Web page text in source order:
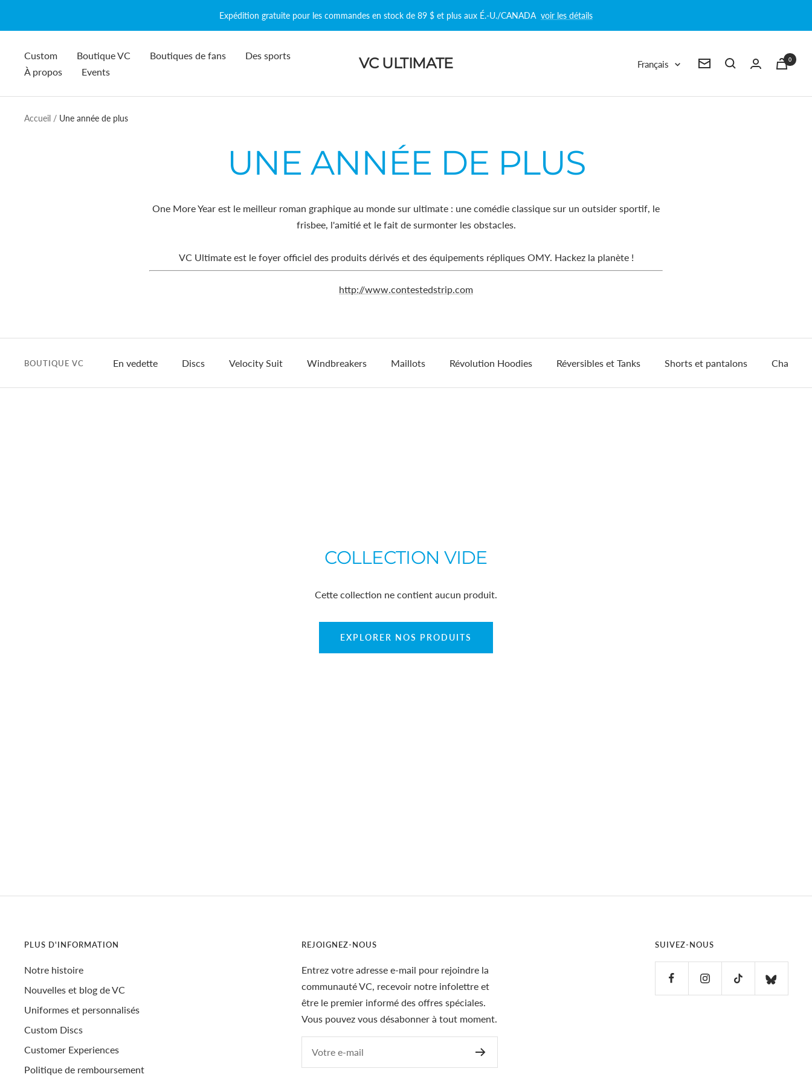
Expédition gratuite pour les commandes en stock de 89 $ et plus aux É.-U./CANADA voir les détails
Custom Boutique VC Boutiques de fans
Des sports
À propos
Events VC ULTIMATE Langue
Français Newsletter
0
Accueil Une année de plus
UNE ANNÉE DE PLUS
One More Year est le meilleur roman graphique au monde sur ultimate : une comédie classique sur un outsider sportif, le
frisbee, l'amitié et le fait de surmonter les obstacles.
VC Ultimate est le foyer officiel des produits dérivés et des équipements répliques OMY. Hackez la planète !
http://www.contestedstrip.com
BOUTIQUE VC En vedette Discs Velocity Suit Windbreakers Maillots Révolution Hoodies Réversibles et Tanks Shorts et pantalons
COLLECTION VIDE
Cette collection ne contient aucun produit.
EXPLORER NOS PRODUITS
PLUS D'INFORMATION
Notre histoire
Nouvelles et blog de VC
Uniformes et personnalisés
Custom Discs
Customer Experiences
Politique de remboursement
REJOIGNEZ-NOUS
Entrez votre adresse e-mail pour rejoindre la
communauté VC, recevoir notre infolettre et
être le premier informé des offres spéciales.
Vous pouvez vous désabonner à tout moment.
Votre e-mail
SUIVEZ-NOUS